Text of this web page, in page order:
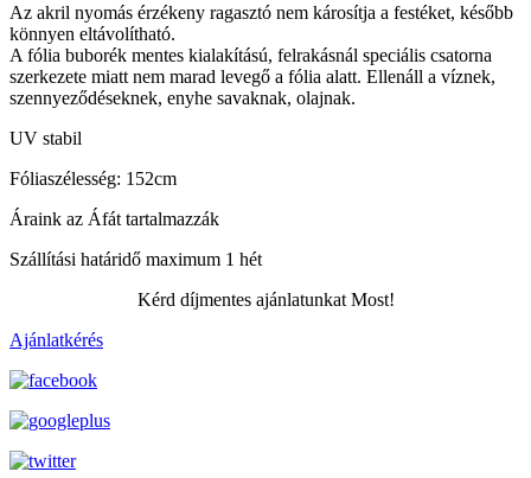
Az akril nyomás érzékeny ragasztó nem károsítja a festéket, később
könnyen eltávolítható.
A fólia buborék mentes kialakítású, felrakásnál speciális csatorna
szerkezete miatt nem marad levegő a fólia alatt. Ellenáll a víznek,
szennyeződéseknek, enyhe savaknak, olajnak.
UV stabil
Fóliaszélesség: 152cm
Áraink az Áfát tartalmazzák
Szállítási határidő maximum 1 hét
Kérd díjmentes ajánlatunkat Most!
Ajánlatkérés